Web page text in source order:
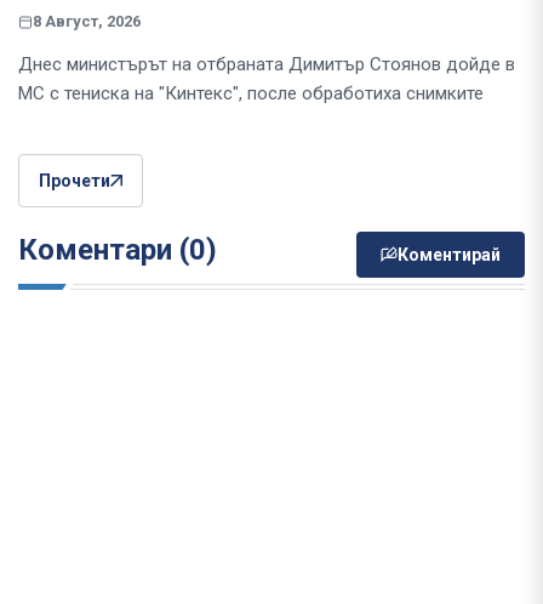
8 Август, 2026
Днес министърът на отбраната Димитър Стоянов дойде в
МС с тениска на "Кинтекс", после обработиха снимките
Прочети
Коментари (0) Коментирай